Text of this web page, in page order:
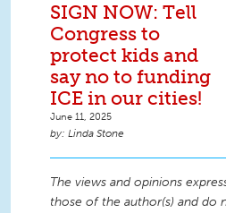
SIGN NOW: Tell
Congress to
protect kids and
say no to funding
ICE in our cities!
June 11, 2025
Linda Stone
The views and opinions
those of the author(s) and do